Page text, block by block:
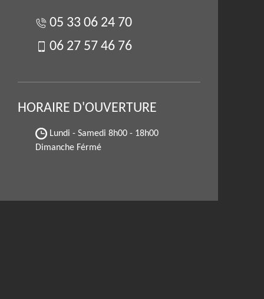
05 33 06 24 70
06 27 57 46 76
HORAIRE D'OUVERTURE
Lundi - Samedi 8h00 - 18h00
Dimanche Férmé